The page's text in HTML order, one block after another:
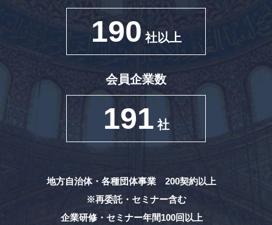
190 社以上
会員企業数
191 社
地方自治体・各種団体事業 200契約以上
※再委託・セミナー含む
企業研修・セミナー年間100回以上